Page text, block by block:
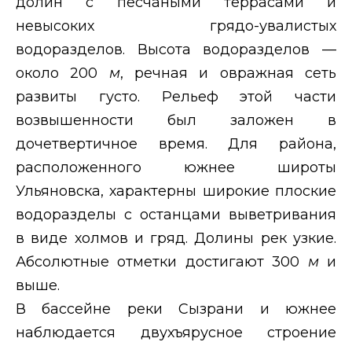
невысоких грядо-увалистых
водоразделов. Высота водоразделов —
около 200 м, речная и овражная сеть
развиты густо. Рельеф этой части
возвышенности был заложен в
дочетвертичное время. Для района,
расположенного южнее широты
Ульяновска, характерны широкие плоские
водоразделы с останцами выветривания
в виде холмов и гряд. Долины рек узкие.
Абсолютные отметки достигают 300 м и
выше.
В бассейне реки Сызрани и южнее
наблюдается двухъярусное строение